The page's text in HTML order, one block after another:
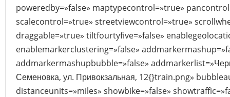
poweredby=»false» maptypecontrol=»true»
scalecontrol=»true» streetviewcontrol=»true»
draggable=»true» tiltfourtyfive=»false»
enablemarkerclustering=»false»
addmarkermashupbubble=»false»
Семеновка, ул. Привокзальная, 12{}train.png»
distanceunits=»miles» showbike=»false»